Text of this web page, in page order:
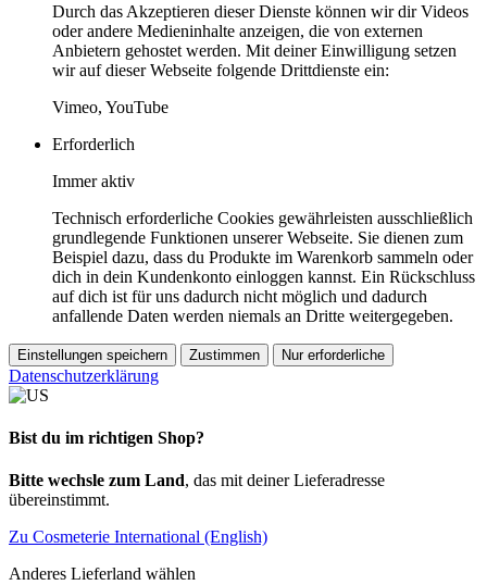
Durch das Akzeptieren dieser Dienste können wir dir Videos
oder andere Medieninhalte anzeigen, die von externen
Anbietern gehostet werden. Mit deiner Einwilligung setzen
wir auf dieser Webseite folgende Drittdienste ein:
Vimeo, YouTube
Erforderlich
Immer aktiv
Technisch erforderliche Cookies gewährleisten ausschließlich
grundlegende Funktionen unserer Webseite. Sie dienen zum
Beispiel dazu, dass du Produkte im Warenkorb sammeln oder
dich in dein Kundenkonto einloggen kannst. Ein Rückschluss
auf dich ist für uns dadurch nicht möglich und dadurch
anfallende Daten werden niemals an Dritte weitergegeben.
Einstellungen speichern Zustimmen Nur erforderliche
Datenschutzerklärung
Bist du im richtigen Shop?
Bitte wechsle zum Land, das mit deiner Lieferadresse
übereinstimmt.
Zu Cosmeterie International (English)
Anderes Lieferland wählen